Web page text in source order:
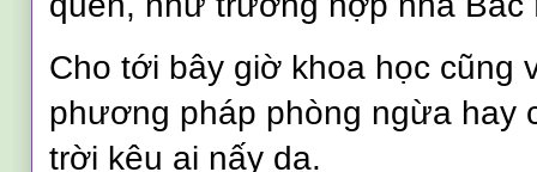
Cho tới bây giờ khoa học cũng
phương pháp phòng ngừa hay
trời kêu ai nấy dạ.